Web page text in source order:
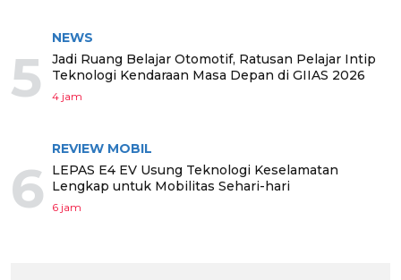
5
NEWS
Jadi Ruang Belajar Otomotif, Ratusan Pelajar Intip
Teknologi Kendaraan Masa Depan di GIIAS 2026
4 jam
6
REVIEW MOBIL
LEPAS E4 EV Usung Teknologi Keselamatan
Lengkap untuk Mobilitas Sehari-hari
6 jam